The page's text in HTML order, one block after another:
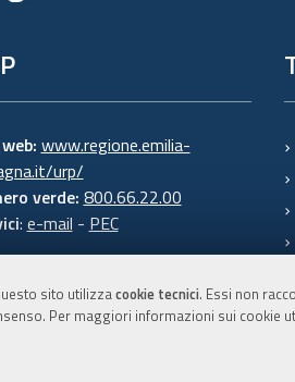
sito utilizzacookie tecnici. Essi non
Per maggiori informazioni sui cookie
www.regione.emilia-
urp/
verde: 800.66.22.00
: e-mail - PEC